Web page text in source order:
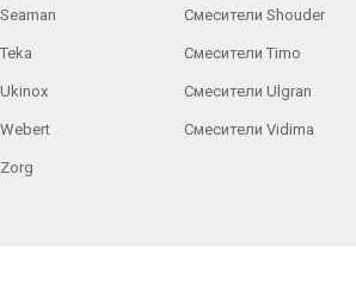
Смесители Shouder
Смесители Timo
Смесители Ulgran
Смесители Vidima